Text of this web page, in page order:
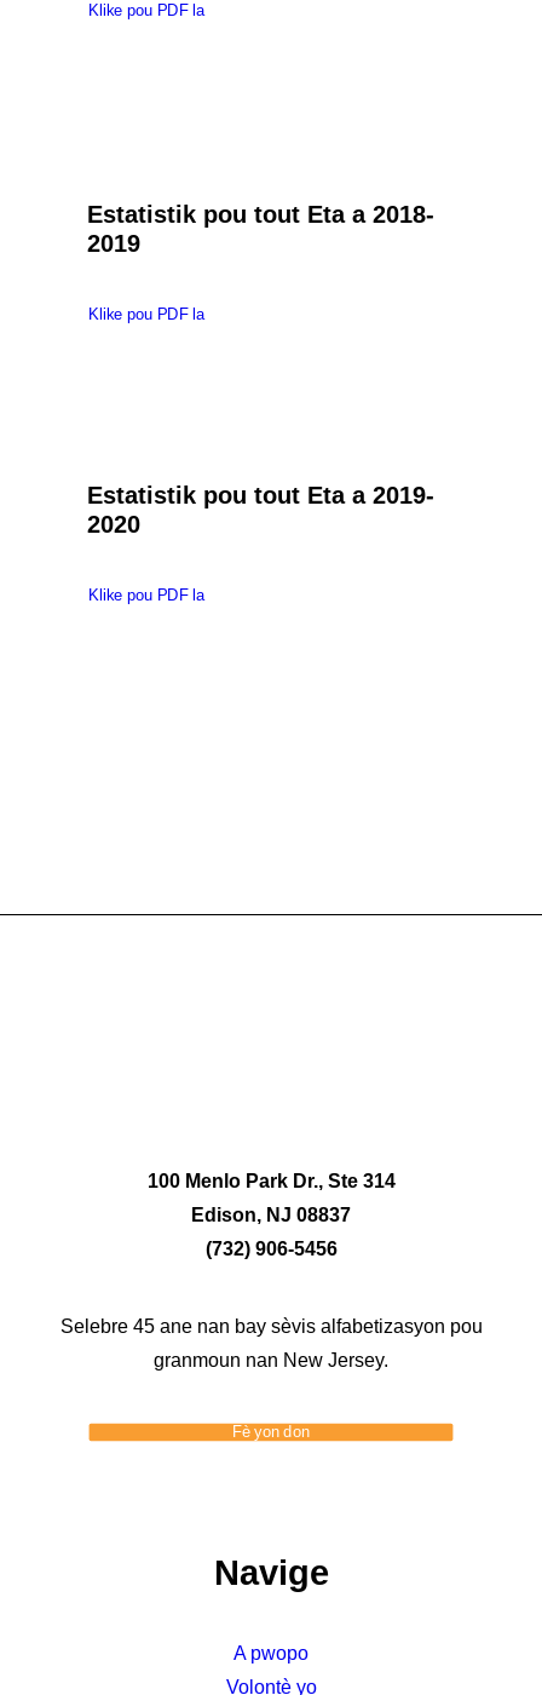
Klike pou PDF la
Estatistik pou tout Eta a 2019-
2020
Klike pou PDF la
Estatistik pou tout Eta a 2018-
2019
Klike pou PDF la
100 Menlo Park Dr., Ste 314
Edison, NJ 08837
(732) 906-5456
Selebre 45 ane nan bay sèvis alfabetizasyon pou
granmoun nan New Jersey.
Fè yon don
Navige
A pwopo
Volontè yo